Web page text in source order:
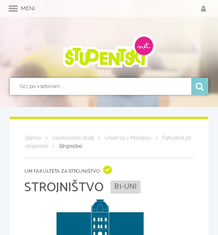
MENI
Domov Visokošolski študij Univerza v Mariboru
Fakulteta za
strojništvo
Strojništvo
UM FAKULTETA ZA STROJNIŠTVO
STROJNIŠTVO B1-UNI